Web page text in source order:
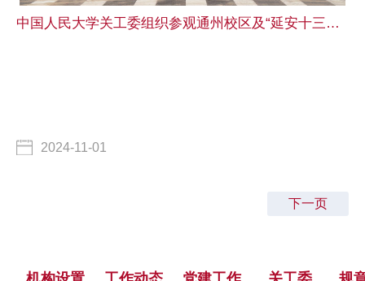
中国人民大学关工委组织参观通州校区及“延安十三年与中国式现代化”展览
2024-11-01
下一页